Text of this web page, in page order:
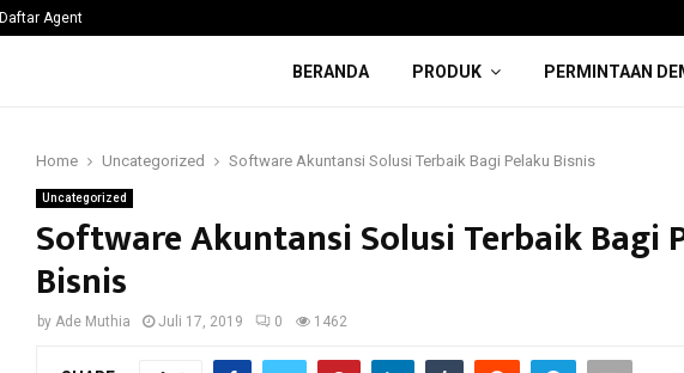
Daftar Agent
BERANDA PRODUK PERMINTAAN
Home Uncategorized Software Akuntansi Solusi Terbaik Bagi Pelaku Bisnis
Uncategorized
Software Akuntansi Solusi Terbaik Bagi
Bisnis
by Ade Muthia Juli 17, 2019 0 1462